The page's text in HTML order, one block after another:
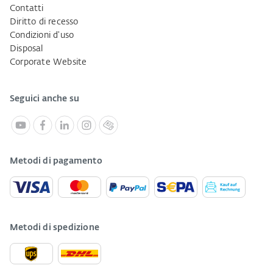
Contatti
Diritto di recesso
Condizioni d'uso
Disposal
Corporate Website
Seguici anche su
Metodi di pagamento
Metodi di spedizione